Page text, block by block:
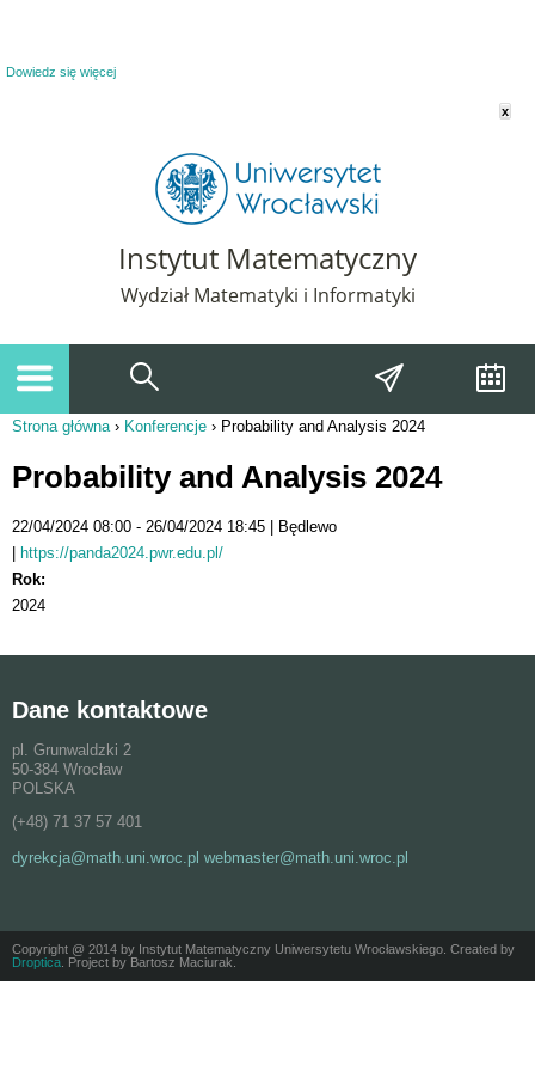
Dowiedz się więcej
x
Instytut Matematyczny
Wydział Matematyki i Informatyki
Strona główna› Konferencje › Probability and Analysis 2024
Probability and Analysis 2024
22/04/2024 08:00 26/04/2024 18:45
Będlewo
https://panda2024.pwr.edu.pl/
Rok:
2024
Dane kontaktowe
pl. Grunwaldzki 2
50-384 Wrocław
POLSKA
(+48) 71 37 57 401
dyrekcja@math.uni.wroc.pl webmaster@math.uni.wroc.pl
Copyright @ 2014 by Instytut Matematyczny Uniwersytetu Wrocławskiego. Created by
Droptica . Project by Bartosz Maciurak.